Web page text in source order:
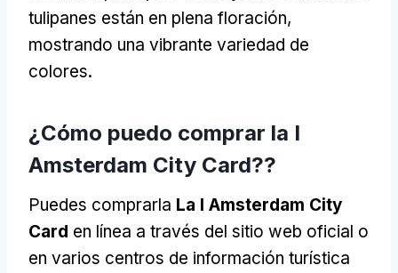
tulipanes están en plena floración,
mostrando una vibrante variedad de
colores.
¿Cómo puedo comprar la I
Amsterdam City Card??
Puedes comprarla La I Amsterdam City
Card en línea a través del sitio web oficial o
en varios centros de información turística